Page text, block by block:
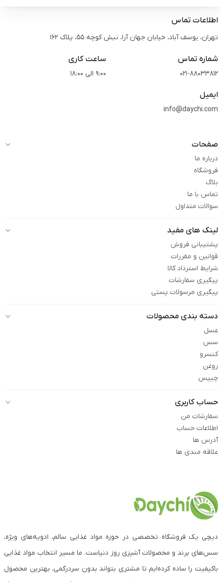
اطلاعات تماس
تهران، یوسف آباد، خیابان جهان آرا، نبش کوچه 55، پلاک 162
شماره تماس
021-88033812
ساعت کاری
9:00 الی 18:00
ایمیل
info@daychi.com
صفحات
درباره ما
فروشگاه
بلاگ
تماس با ما
سوالات متداول
لینک های مفید
پشتیبانی فروش
قوانین و مقررات
شرایط استرداد کالا
پیگیری سفارشات
پیگیری مرسولات پستی
دسته بندی محصولات
عسل
سس
کنسرو
روغن
چیپس
حساب کاربری
سفارشات من
اطلاعات حساب
آدرس ها
علاقه مندی ها
دیچی یک فروشگاه تخصصی در حوزه مواد غذایی سالم، ادویه‌های ویژه،
سس‌های برند و محصولات آشپزی روز دنیاست. ما مسیر انتخاب مواد غذایی
باکیفیت را ساده کرده‌ایم تا مشتری بتواند بدون سردرگمی، بهترین محصول